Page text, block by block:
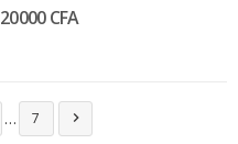
20 000 CFA
… 7 